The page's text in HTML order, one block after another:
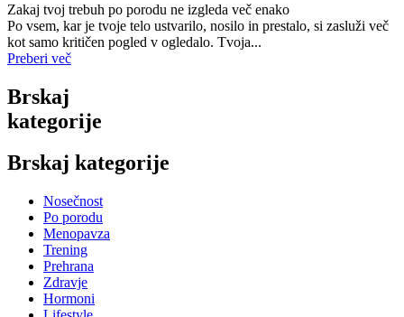
Zakaj tvoj trebuh po porodu ne izgleda več enako
Po vsem, kar je tvoje telo ustvarilo, nosilo in prestalo, si zasluži več
kot samo kritičen pogled v ogledalo. Tvoja...
Preberi več
Brskaj
kategorije
Brskaj kategorije
Nosečnost
Po porodu
Menopavza
Trening
Prehrana
Zdravje
Hormoni